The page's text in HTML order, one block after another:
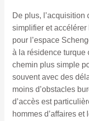
De plus, l’acquisition
simplifier et
pour l’espace
à la résidence turque
chemin plus simple
souvent avec des
moins d’obstacles
d’accès est
hommes d’affaires